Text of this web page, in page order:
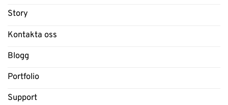
Story
Kontakta oss
Blogg
Portfolio
Support